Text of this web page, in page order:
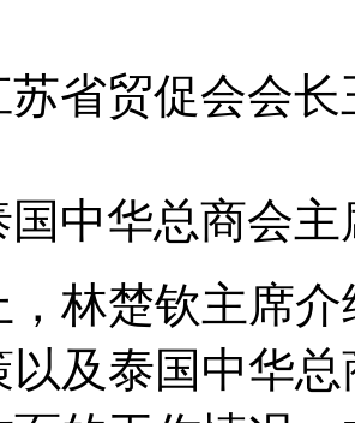
省贸促会会长
中华总商会主
，林楚钦主席
以及泰国中华